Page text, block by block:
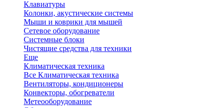
Клавиатуры
Колонки, акустические системы
Мыши и коврики для мышей
Сетевое оборудование
Системные блоки
Чистящие средства для техники
Еще
Климатическая техника
Все Климатическая техника
Вентиляторы, кондиционеры
Конвекторы, обогреватели
Метеооборудование